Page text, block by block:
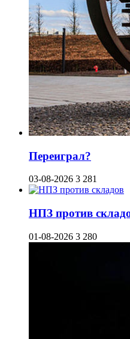
Переиграл?
03-08-2026 3 281
НПЗ против
01-08-2026 3 280